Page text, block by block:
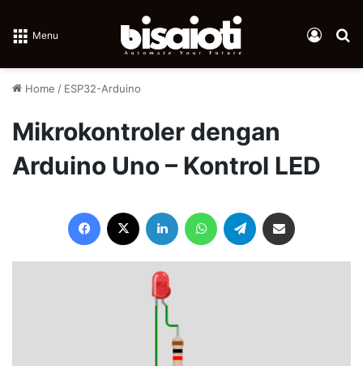
Menu Log In
Home / ESP32-Arduino
Mikrokontroler dengan
Arduino Uno – Kontrol LED
Facebook LinkedIn WhatsAppTelegram